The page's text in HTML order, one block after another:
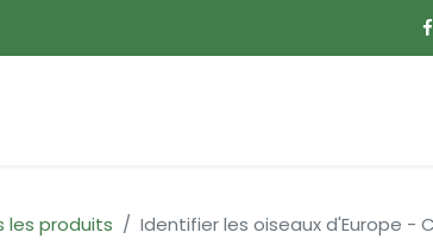
les produits Identifier les oiseaux d'Europe -